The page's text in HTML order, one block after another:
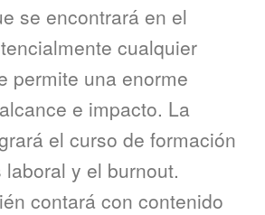
se encontrará en el
cualquier
permite una enorme
e impacto. La
el curso de formación
y el burnout.
contará con contenido